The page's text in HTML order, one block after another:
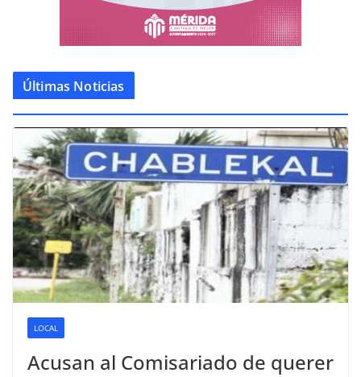
Últimas Noticias
LOCAL
Acusan al Comisariado de querer